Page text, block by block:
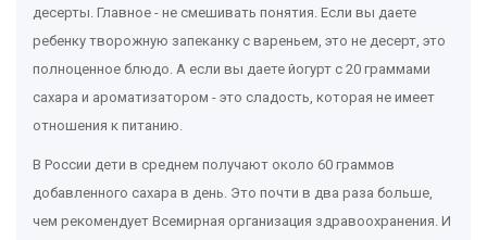
десерты. Главное - не смешивать понятия. Если вы даете
ребенку творожную запеканку с вареньем, это не десерт, это
полноценное блюдо. А если вы даете йогурт с 20 граммами
сахара и ароматизатором - это сладость, которая не имеет
отношения к питанию.
В России дети в среднем получают около 60 граммов
добавленного сахара в день. Это почти в два раза больше,
чем рекомендует Всемирная организация здравоохранения. И